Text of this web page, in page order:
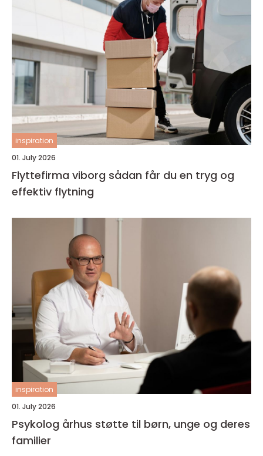
inspiration
01. July 2026
Flyttefirma viborg sådan får du en tryg og
effektiv flytning
inspiration
01. July 2026
Psykolog århus støtte til børn, unge og deres
familier